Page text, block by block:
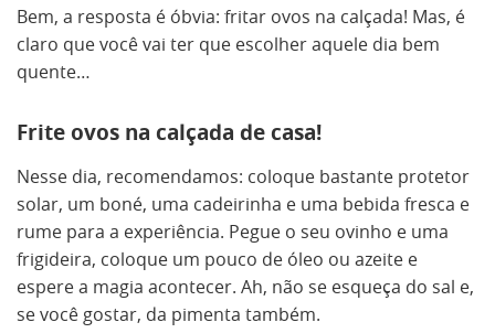
Bem, a resposta é óbvia: fritar ovos na calçada! Mas, é
claro que você vai ter que escolher aquele dia bem
quente…
Frite ovos na calçada de casa!
Nesse dia, recomendamos: coloque bastante protetor
solar, um boné, uma cadeirinha e uma bebida fresca e
rume para a experiência. Pegue o seu ovinho e uma
frigideira, coloque um pouco de óleo ou azeite e
espere a magia acontecer. Ah, não se esqueça do sal e,
se você gostar, da pimenta também.